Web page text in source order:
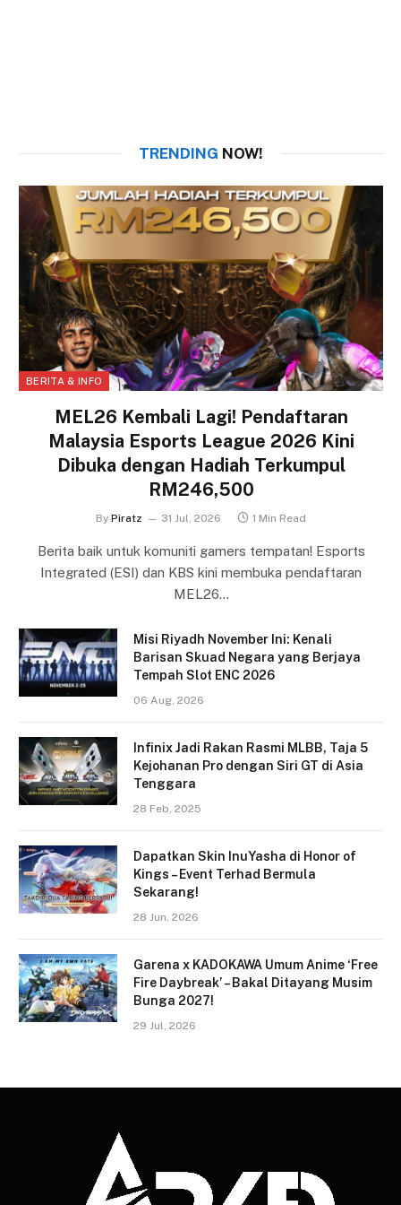
TRENDING NOW!
BERITA & INFO
MEL26 Kembali Lagi! Pendaftaran
Malaysia Esports League 2026 Kini
Dibuka dengan Hadiah Terkumpul
RM246,500
By Piratz 31 Jul, 2026 1 Min Read
Berita baik untuk komuniti gamers tempatan! Esports
Integrated (ESI) dan KBS kini membuka pendaftaran
MEL26…
Misi Riyadh November Ini: Kenali
Barisan Skuad Negara yang Berjaya
Tempah Slot ENC 2026
06 Aug, 2026
Infinix Jadi Rakan Rasmi MLBB, Taja 5
Kejohanan Pro dengan Siri GT di Asia
Tenggara
28 Feb, 2025
Dapatkan Skin InuYasha di Honor of
Kings – Event Terhad Bermula
Sekarang!
28 Jun, 2026
Garena x KADOKAWA Umum Anime ‘Free
Fire Daybreak’ – Bakal Ditayang Musim
Bunga 2027!
29 Jul, 2026